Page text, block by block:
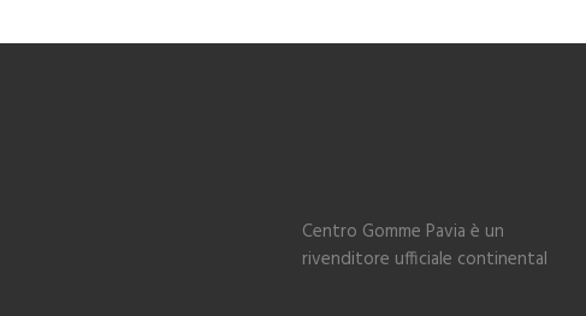
Centro Gomme Pavia è un
rivenditore ufficiale continental